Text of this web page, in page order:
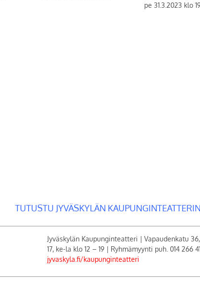
pe 31.3.2023 klo
TUTUSTU JYVÄSKYLÄN
Jyväskylän Kaupunginteatteri | Vapaudenkatu
17, ke-la klo 12 – 19 | Ryhmämyynti puh. 014 266
jyvaskyla.fi/kaupunginteatteri